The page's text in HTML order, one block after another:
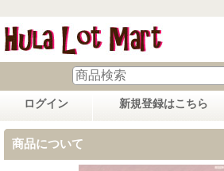
ログイン 新規登録はこちら
商品について